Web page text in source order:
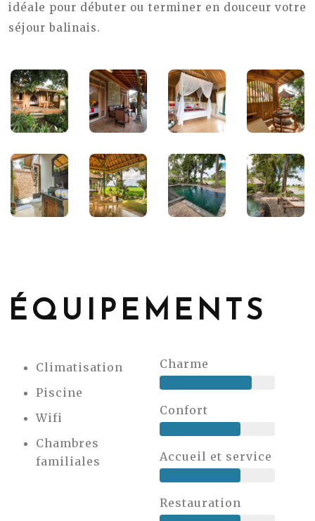
idéale pour débuter ou terminer en douceur votre
séjour balinais.
ÉQUIPEMENTS
Climatisation
Piscine
Wifi
Chambres
familiales
Charme
Confort
Accueil et service
Restauration